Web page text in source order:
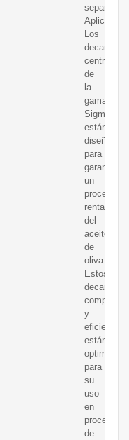
Aplicación
Los
decanters
centrífugos
de
la
gama
Sigma
están
diseñados
para
garantizar
un
rentable
del
aceite
de
oliva.
Estos
decanters
compactos
y
eficientes
están
para
su
uso
en
procesos
de